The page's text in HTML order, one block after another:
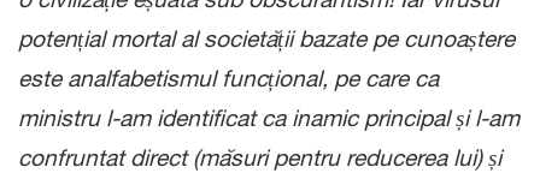
potențial mortal al societății bazate pe cunoaștere
este analfabetismul funcțional, pe care ca
ministru l-am identificat ca inamic principal și l-am
confruntat direct (măsuri pentru reducerea lui) și